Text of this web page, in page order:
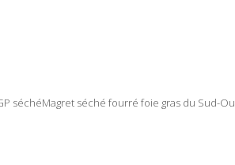
séchéMagret séché fourré foie gras du Sud-